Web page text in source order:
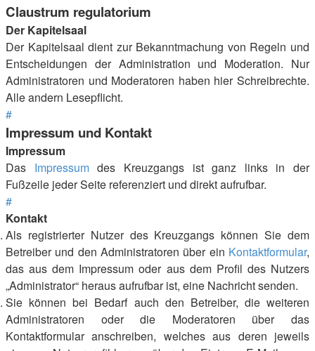
Claustrum regulatorium
Der Kapitelsaal
Der Kapitelsaal dient zur Bekanntmachung von Regeln und
Entscheidungen der Administration und Moderation. Nur
Administratoren und Moderatoren haben hier Schreibrechte.
Alle andern Lesepflicht.
#
Impressum und Kontakt
Impressum
Das Impressumdes Kreuzgangs ist ganz links in der
Fußzeile jeder Seite referenziert und direkt aufrufbar.
#
Kontakt
Als registrierter Nutzer des Kreuzgangs können Sie dem
Betreiber und den Administratoren über ein Kontaktformular,
das aus dem Impressum oder aus dem Profil des Nutzers
„Administrator“ heraus aufrufbar ist, eine Nachricht senden.
Sie können bei Bedarf auch den Betreiber, die weiteren
Administratoren oder die Moderatoren über das
Kontaktformular anschreiben, welches aus deren jeweils